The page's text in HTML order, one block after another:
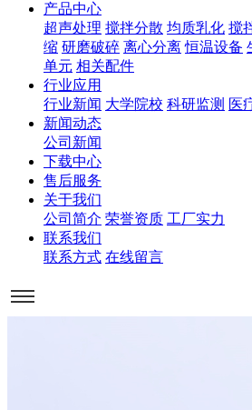
产品中心
超声处理 搅拌分散 均质乳化 搅
缩 研磨破碎 离心分离 恒温设备
单元 相关配件
行业应用
行业新闻 大学院校 科研监测 医
新闻动态
公司新闻
下载中心
售后服务
关于我们
公司简介 荣誉资质 工厂实力
联系我们
联系方式 在线留言